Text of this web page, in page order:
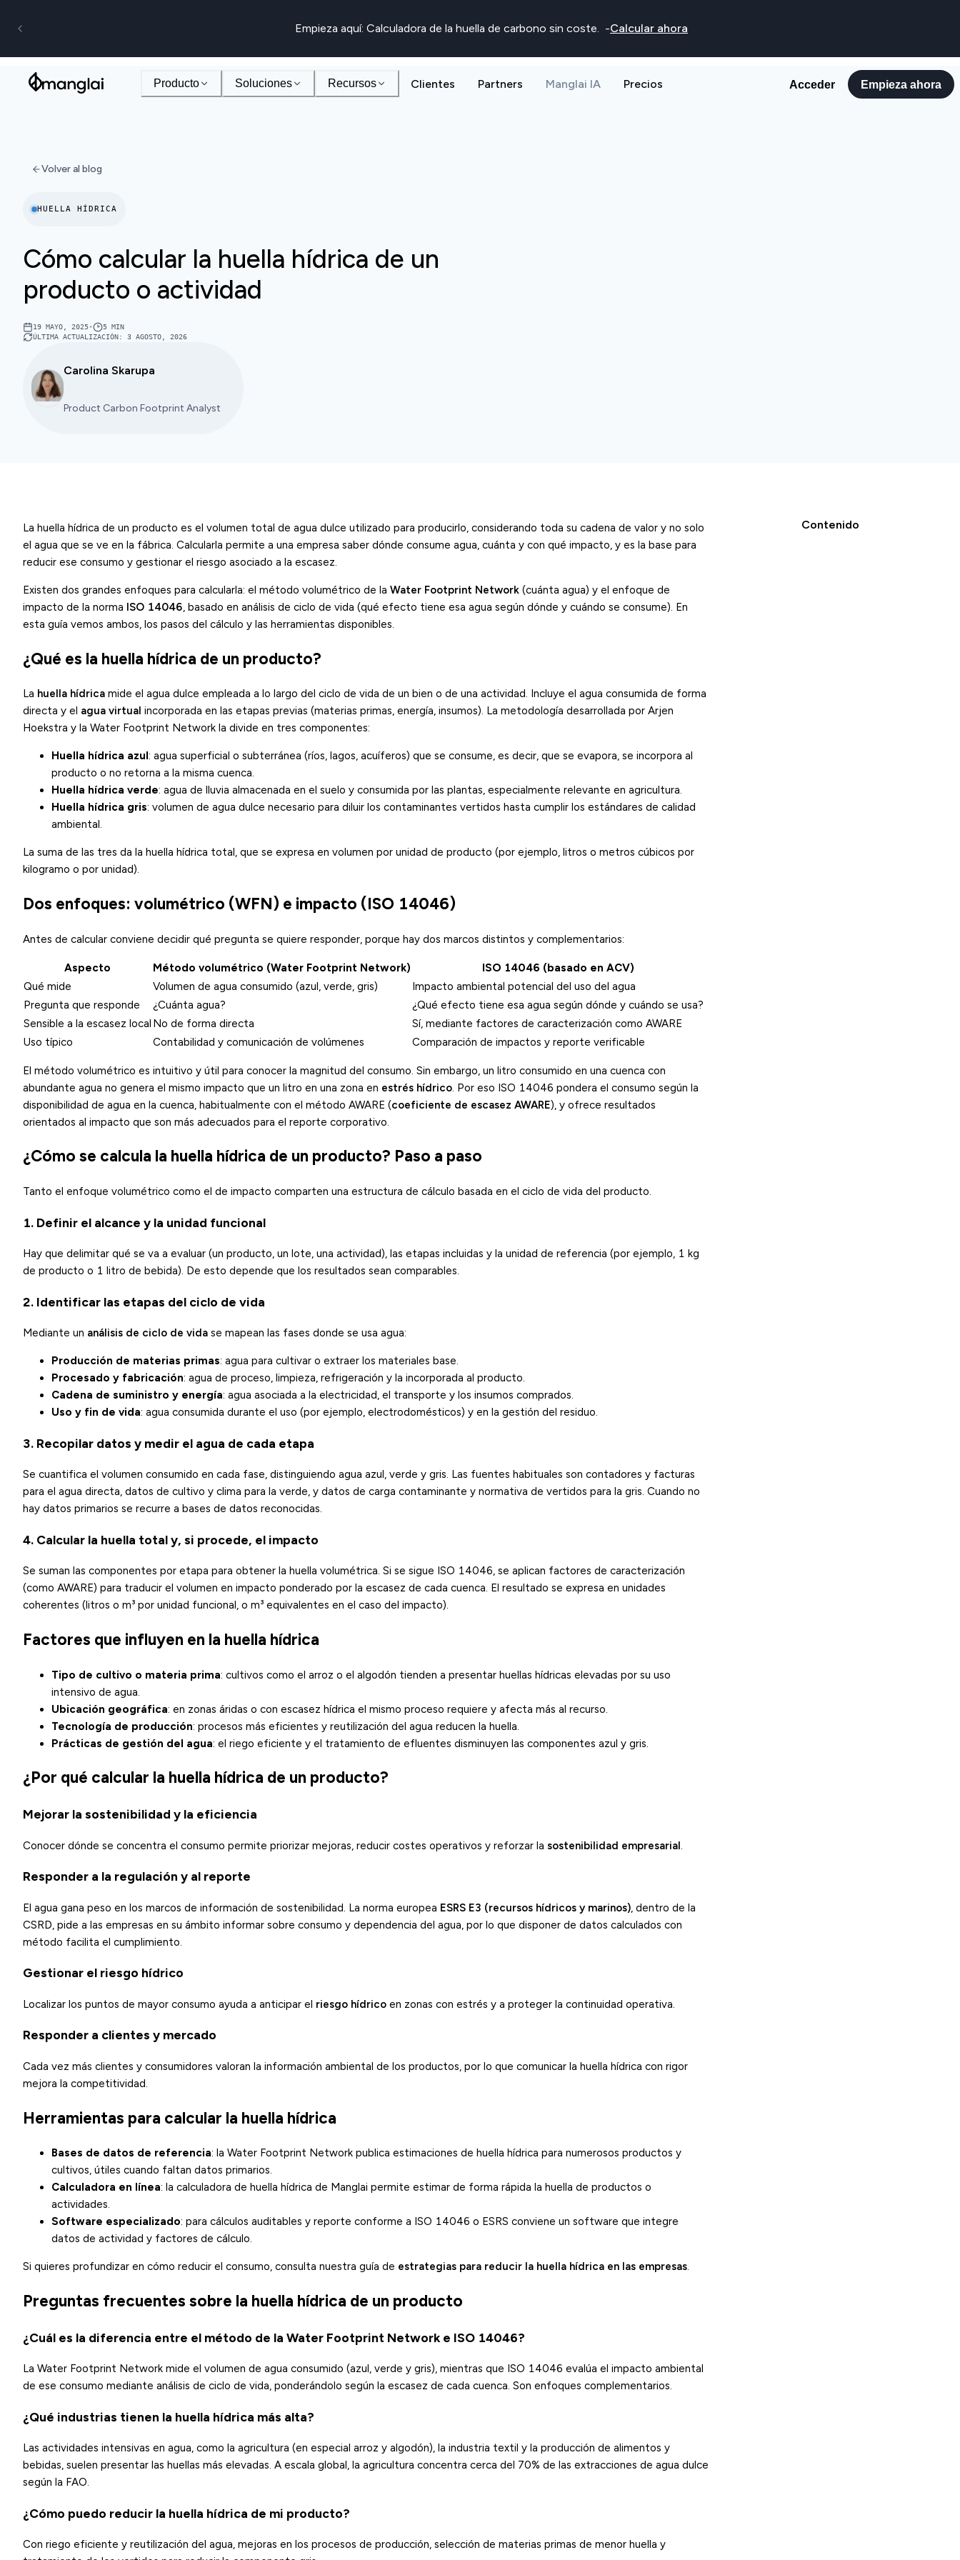
Empieza aquí: Calculadora de la huella de carbono sin coste. -Calcular ahora
Producto Soluciones Recursos Clientes Partners Manglai IA Precios Acceder Empieza ahora
Volver al blog
HUELLA HÍDRICA
Cómo calcular la huella hídrica de un
producto o actividad
19 MAYO, 2025• 5 MIN
ÚLTIMA ACTUALIZACIÓN: 3 AGOSTO, 2026
Carolina Skarupa
Product Carbon Footprint Analyst
La huella hídrica de un producto es el volumen total de agua dulce utilizado para producirlo, considerando toda su cadena de valor y no solo
el agua que se ve en la fábrica. Calcularla permite a una empresa saber dónde consume agua, cuánta y con qué impacto, y es la base para
reducir ese consumo y gestionar el riesgo asociado a la escasez.
Existen dos grandes enfoques para calcularla: el método volumétrico de la Water Footprint Network (cuánta agua) y el enfoque de
impacto de la norma ISO 14046, basado en análisis de ciclo de vida (qué efecto tiene esa agua según dónde y cuándo se consume). En
esta guía vemos ambos, los pasos del cálculo y las herramientas disponibles.
¿Qué es la huella hídrica de un producto?
La huella hídrica mide el agua dulce empleada a lo largo del ciclo de vida de un bien o de una actividad. Incluye el agua consumida de forma
directa y el agua virtual incorporada en las etapas previas (materias primas, energía, insumos). La metodología desarrollada por Arjen
Hoekstra y la Water Footprint Network la divide en tres componentes:
Huella hídrica azul : agua superficial o subterránea (ríos, lagos, acuíferos) que se consume, es decir, que se evapora, se incorpora al
producto o no retorna a la misma cuenca.
Huella hídrica verde: agua de lluvia almacenada en el suelo y consumida por las plantas, especialmente relevante en agricultura.
Huella hídrica gris: volumen de agua dulce necesario para diluir los contaminantes vertidos hasta cumplir los estándares de calidad
ambiental.
La suma de las tres da la huella hídrica total, que se expresa en volumen por unidad de producto (por ejemplo, litros o metros cúbicos por
kilogramo o por unidad).
Dos enfoques: volumétrico (WFN) e impacto (ISO 14046)
Antes de calcular conviene decidir qué pregunta se quiere responder, porque hay dos marcos distintos y complementarios:
Aspecto Método volumétrico (Water Footprint Network)
ISO 14046 (basado en ACV)
Qué mide
Volumen de agua consumido (azul, verde, gris)
Impacto ambiental potencial del uso del agua
Pregunta que responde
¿Cuánta agua?
¿Qué efecto tiene esa agua según dónde y cuándo se usa?
Sensible a la escasez local No de forma directa
Sí, mediante factores de caracterización como AWARE
Uso típico
Contabilidad y comunicación de volúmenes Comparación de impactos y reporte verificable
El método volumétrico es intuitivo y útil para conocer la magnitud del consumo. Sin embargo, un litro consumido en una cuenca con
abundante agua no genera el mismo impacto que un litro en una zona en estrés hídrico. Por eso ISO 14046 pondera el consumo según la
disponibilidad de agua en la cuenca, habitualmente con el método AWARE (coeficiente de escasez AWARE), y ofrece resultados
orientados al impacto que son más adecuados para el reporte corporativo.
¿Cómo se calcula la huella hídrica de un producto? Paso a paso
Tanto el enfoque volumétrico como el de impacto comparten una estructura de cálculo basada en el ciclo de vida del producto.
1. Definir el alcance y la unidad funcional
Hay que delimitar qué se va a evaluar (un producto, un lote, una actividad), las etapas incluidas y la unidad de referencia (por ejemplo, 1 kg
de producto o 1 litro de bebida). De esto depende que los resultados sean comparables.
2. Identificar las etapas del ciclo de vida
Mediante un análisis de ciclo de vida se mapean las fases donde se usa agua:
Producción de materias primas: agua para cultivar o extraer los materiales base.
Procesado y fabricación: agua de proceso, limpieza, refrigeración y la incorporada al producto.
Cadena de suministro y energía: agua asociada a la electricidad, el transporte y los insumos comprados.
Uso y fin de vida: agua consumida durante el uso (por ejemplo, electrodomésticos) y en la gestión del residuo.
3. Recopilar datos y medir el agua de cada etapa
Se cuantifica el volumen consumido en cada fase, distinguiendo agua azul, verde y gris. Las fuentes habituales son contadores y facturas
para el agua directa, datos de cultivo y clima para la verde, y datos de carga contaminante y normativa de vertidos para la gris. Cuando no
hay datos primarios se recurre a bases de datos reconocidas.
4. Calcular la huella total y, si procede, el impacto
Se suman las componentes por etapa para obtener la huella volumétrica. Si se sigue ISO 14046, se aplican factores de caracterización
(como AWARE) para traducir el volumen en impacto ponderado por la escasez de cada cuenca. El resultado se expresa en unidades
coherentes (litros o m³ por unidad funcional, o m³ equivalentes en el caso del impacto).
Factores que influyen en la huella hídrica
Tipo de cultivo o materia prima: cultivos como el arroz o el algodón tienden a presentar huellas hídricas elevadas por su uso
intensivo de agua.
Ubicación geográfica: en zonas áridas o con escasez hídrica el mismo proceso requiere y afecta más al recurso.
Tecnología de producción: procesos más eficientes y reutilización del agua reducen la huella.
Prácticas de gestión del agua: el riego eficiente y el tratamiento de efluentes disminuyen las componentes azul y gris.
¿Por qué calcular la huella hídrica de un producto?
Mejorar la sostenibilidad y la eficiencia
Conocer dónde se concentra el consumo permite priorizar mejoras, reducir costes operativos y reforzar la sostenibilidad empresarial.
Responder a la regulación y al reporte
El agua gana peso en los marcos de información de sostenibilidad. La norma europea ESRS E3 (recursos hídricos y marinos), dentro de la
CSRD, pide a las empresas en su ámbito informar sobre consumo y dependencia del agua, por lo que disponer de datos calculados con
método facilita el cumplimiento.
Gestionar el riesgo hídrico
Localizar los puntos de mayor consumo ayuda a anticipar el riesgo hídrico en zonas con estrés y a proteger la continuidad operativa.
Responder a clientes y mercado
Cada vez más clientes y consumidores valoran la información ambiental de los productos, por lo que comunicar la huella hídrica con rigor
mejora la competitividad.
Herramientas para calcular la huella hídrica
Bases de datos de referencia: la Water Footprint Network publica estimaciones de huella hídrica para numerosos productos y
cultivos, útiles cuando faltan datos primarios.
Calculadora en línea: la calculadora de huella hídrica de Manglai permite estimar de forma rápida la huella de productos o
actividades.
Software especializado: para cálculos auditables y reporte conforme a ISO 14046 o ESRS conviene un software que integre
datos de actividad y factores de cálculo.
Si quieres profundizar en cómo reducir el consumo, consulta nuestra guía de estrategias para reducir la huella hídrica en las empresas.
Preguntas frecuentes sobre la huella hídrica de un producto
¿Cuál es la diferencia entre el método de la Water Footprint Network e ISO 14046?
La Water Footprint Network mide el volumen de agua consumido (azul, verde y gris), mientras que ISO 14046 evalúa el impacto ambiental
de ese consumo mediante análisis de ciclo de vida, ponderándolo según la escasez de cada cuenca. Son enfoques complementarios.
¿Qué industrias tienen la huella hídrica más alta?
Las actividades intensivas en agua, como la agricultura (en especial arroz y algodón), la industria textil y la producción de alimentos y
bebidas, suelen presentar las huellas más elevadas. A escala global, la agricultura concentra cerca del 70% de las extracciones de agua dulce
según la FAO.
¿Cómo puedo reducir la huella hídrica de mi producto?
Con riego eficiente y reutilización del agua, mejoras en los procesos de producción, selección de materias primas de menor huella y
Contenido